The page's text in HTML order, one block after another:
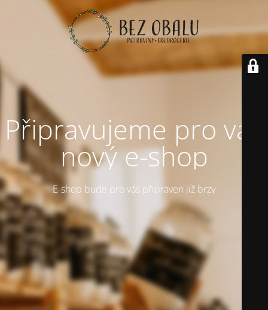
Připravujeme pro vás
nový e-shop
E-shop bude pro vás připraven již brzy